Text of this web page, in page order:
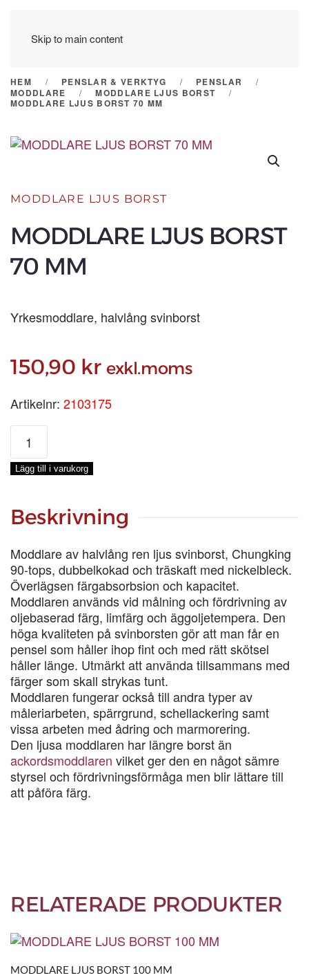
Skip to main content
HEM PENSLAR & VERKTYG
PENSLAR
MODDLARE
MODDLARE LJUS BORST
MODDLARE LJUS BORST 70 MM
MODDLARE LJUS BORST
MODDLARE LJUS BORST
70 MM
Yrkesmoddlare, halvlång svinborst
150,90 kr exkl.moms
Artikelnr: 2103175
MODDLARE
LJUS
BORST
70
mängd
Lägg till i varukorg
Beskrivning
Moddlare av halvlång ren ljus svinborst, Chungking
90-tops, dubbelkokad och träskaft med nickelbleck.
Överlägsen färgabsorbsion och kapacitet.
Moddlaren används vid målning och fördrivning av
oljebaserad färg, limfärg och äggoljetempera. Den
höga kvaliteten på svinborsten gör att man får en
pensel som håller ihop fint och med rätt skötsel
håller länge. Utmärkt att använda tillsammans med
färger som skall strykas tunt.
Moddlaren fungerar också till andra typer av
måleriarbeten, spärrgrund, schellackering samt
vissa arbeten med ådring och marmorering.
Den ljusa moddlaren har längre borst än
ackordsmoddlaren vilket ger den en något sämre
styrsel och fördrivningsförmåga men blir lättare till
att påföra färg.
RELATERADE PRODUKTER
MODDLARE LJUS BORST 100 MM